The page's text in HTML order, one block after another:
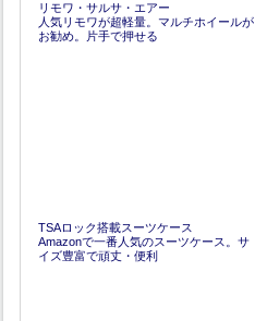
リモワ・サルサ・エアー
人気リモワが超軽量。マルチホイールが
お勧め。片手で押せる
TSAロック搭載スーツケース
Amazonで一番人気のスーツケース。サ
イズ豊富で頑丈・便利